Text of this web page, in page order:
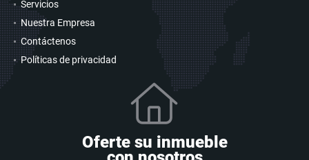
Servicios
Nuestra Empresa
Contáctenos
Políticas de privacidad
Oferte su inmueble